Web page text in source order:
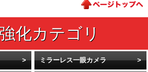
ミラーレス一眼カメラ